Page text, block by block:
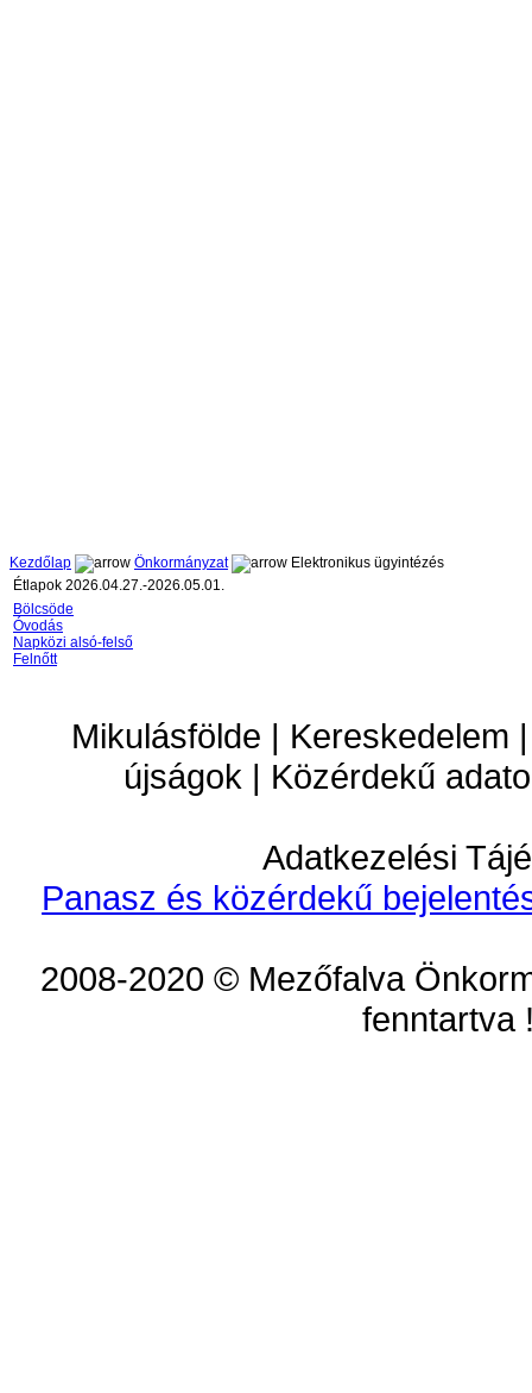
Kezdőlap Önkormányzat
Elektronikus ügyintézés
Étlapok 2026.04.27.-2026.05.01.
Bölcsöde
Óvodás
Napközi alsó-felső
Felnőtt
Mikulásfölde | Kereskedelem
újságok | Közérdekű
Adatkezelési
Panasz és közérdekű
2008-2020 © Mezőfalva
fenntartva